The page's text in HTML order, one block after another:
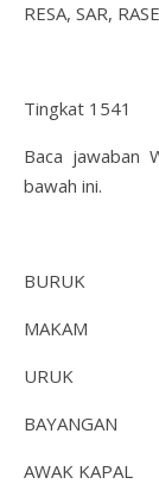
RESA, SAR,
Tingkat 1541
Baca jawaban
bawah ini.
BURUK
MAKAM
URUK
BAYANGAN
AWAK KAPAL